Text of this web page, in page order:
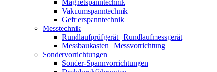
Magnetspanntechnik
Vakuumspanntechnik
Gefrierspanntechnik
Messtechnik
Rundlaufprüfgerät | Rundlaufmessgerät
Messbaukasten | Messvorrichtung
Sondervorrichtungen
Sonder-Spannvorrichtungen